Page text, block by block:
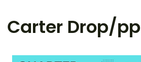
Carter Drop/pp